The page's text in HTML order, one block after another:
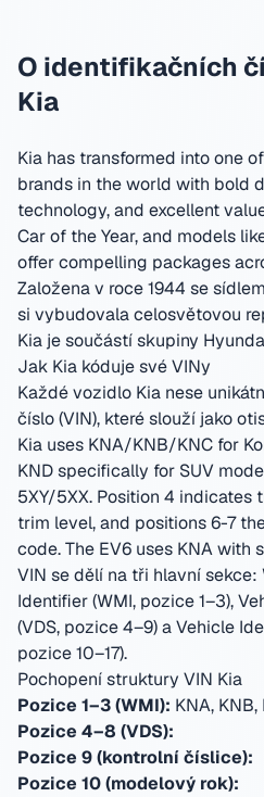
O identifikačních
Kia
Kia has transformed into one
brands in the world with bold
technology, and excellent
Car of the Year, and models
offer compelling packages
Založena v roce 1944 se
si vybudovala celosvětovou
Kia je součástí skupiny
Jak Kia kóduje své VINy
Každé vozidlo Kia nese
číslo (VIN), které slouží jako
Kia uses KNA/KNB/KNC for
KND specifically for SUV
5XY/5XX. Position 4 indicates
trim level, and positions 6-7
code. The EV6 uses KNA with
VIN se dělí na tři hlavní
Identifier (WMI, pozice 1–3),
(VDS, pozice 4–9) a Vehicle
pozice 10–17).
Pochopení struktury VIN Kia
Pozice 1–3 (WMI): KNA, KNB,
Pozice 4–8 (VDS):
Pozice 9 (kontrolní číslice):
Pozice 10 (modelový rok):